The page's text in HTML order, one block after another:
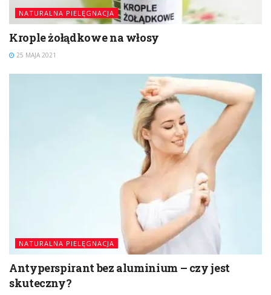
NATURALNA PIELĘGNACJA
Krople żołądkowe na włosy
25 MAJA 2021
NATURALNA PIELĘGNACJA
Antyperspirant bez aluminium – czy jest
skuteczny?